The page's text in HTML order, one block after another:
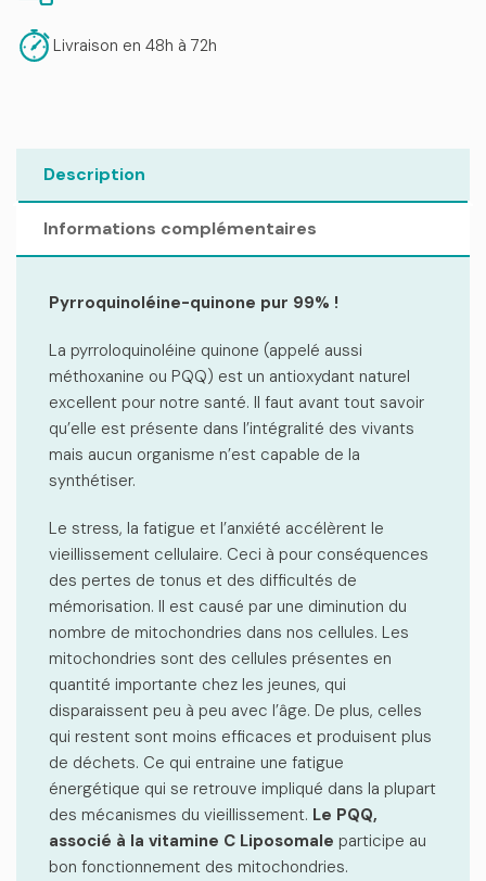
Livraison en 48h à 72h
Description
Informations complémentaires
Pyrroquinoléine-quinone pur 99% !
La pyrroloquinoléine quinone (appelé aussi
méthoxanine ou PQQ) est un antioxydant naturel
excellent pour notre santé. Il faut avant tout savoir
qu’elle est présente dans l’intégralité des vivants
mais aucun organisme n’est capable de la
synthétiser.
Le stress, la fatigue et l’anxiété accélèrent le
vieillissement cellulaire. Ceci à pour conséquences
des pertes de tonus et des difficultés de
mémorisation. Il est causé par une diminution du
nombre de mitochondries dans nos cellules. Les
mitochondries sont des cellules présentes en
quantité importante chez les jeunes, qui
disparaissent peu à peu avec l’âge. De plus, celles
qui restent sont moins efficaces et produisent plus
de déchets. Ce qui entraine une fatigue
énergétique qui se retrouve impliqué dans la plupart
des mécanismes du vieillissement. Le PQQ,
associé à la vitamine C Liposomale participe au
bon fonctionnement des mitochondries.